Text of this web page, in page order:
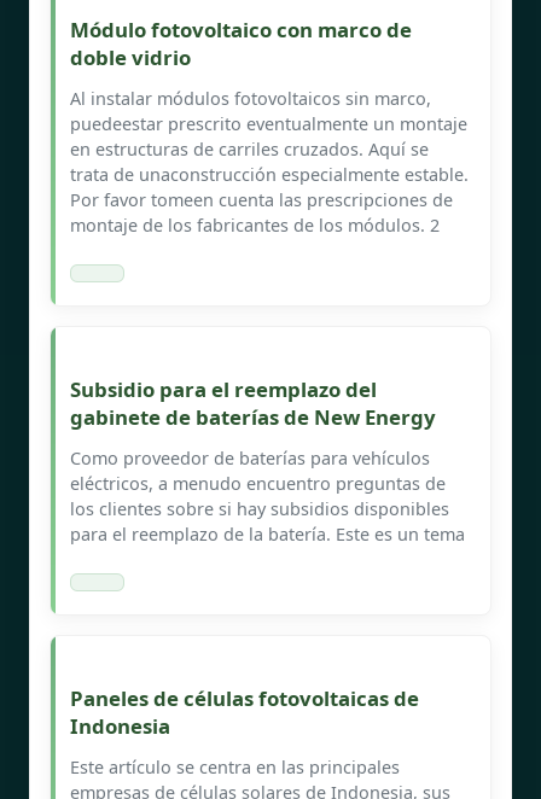
Módulo fotovoltaico con marco de
doble vidrio
Al instalar módulos fotovoltaicos sin marco,
puedeestar prescrito eventualmente un montaje
en estructuras de carriles cruzados. Aquí se
trata de unaconstrucción especialmente estable.
Por favor tomeen cuenta las prescripciones de
montaje de los fabricantes de los módulos. 2
Subsidio para el reemplazo del
gabinete de baterías de New Energy
Como proveedor de baterías para vehículos
eléctricos, a menudo encuentro preguntas de
los clientes sobre si hay subsidios disponibles
para el reemplazo de la batería. Este es un tema
Paneles de células fotovoltaicas de
Indonesia
Este artículo se centra en las principales
empresas de células solares de Indonesia, sus